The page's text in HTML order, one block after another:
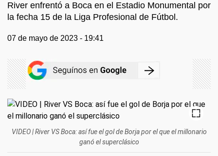
River enfrentó a Boca en el Estadio Monumental por
la fecha 15 de la Liga Profesional de Fútbol.
07 de mayo de 2023 - 19:41
VIDEO | River VS Boca: así fue el gol de Borja por el que el millonario
ganó el superclásico